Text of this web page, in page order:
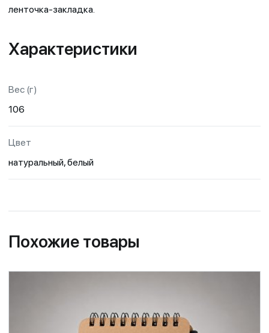
ленточка-закладка.
Характеристики
Вес (г)
106
Цвет
натуральный, белый
Похожие товары